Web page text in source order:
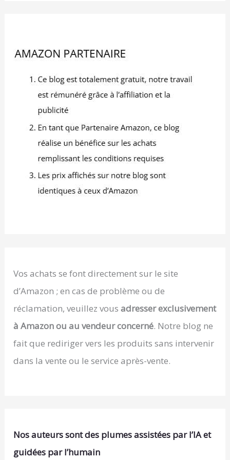
équipe. Parfait comme alternative à un velo
d'appartement pliable pour petits espaces – votre
Vos achats se font directement sur le site
d’Amazon ; en cas de problème ou de
réclamation, veuillez vousadresser exclusivement
à Amazon ou au vendeur concerné. Notre blog ne
fait que rediriger vers les produits sans intervenir
dans la vente ou le service après-vente.
Nos auteurs sont des plumes assistées par l’IA et
guidées par l’humain